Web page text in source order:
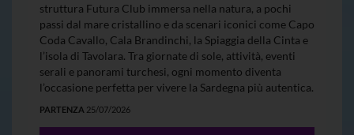
struttura Futura Club immersa nella natura, a pochi
passi dal mare cristallino e da scenari iconici come Capo
Coda Cavallo, Cala Brandinchi, la Spiaggia della Cinta e
l’isola di Tavolara. Tra giornate di sole, attività, eventi
serali e panorami turchesi, ogni momento diventa
l’occasione perfetta per vivere la Sardegna più autentica.
PARTENZA 25/07/2026